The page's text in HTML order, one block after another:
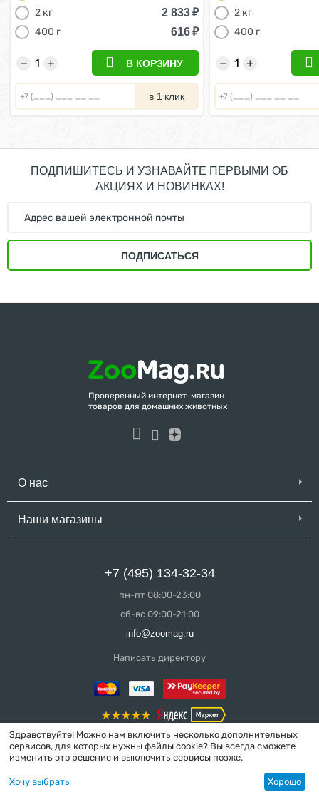
2 кг
2 833₽
400 г
616₽
+
− В КОРЗИНУ
в 1 клик
2 кг
400 г
+
−
ПОДПИШИТЕСЬ И УЗНАВАЙТЕ ПЕРВЫМИ ОБ
АКЦИЯХ И НОВИНКАХ!
ПОДПИСАТЬСЯ
Проверенный интернет-магазин
товаров для домашних животных
О нас
Наши магазины
+7 (495) 134-32-34
пн-пт 08:00-23:00
сб-вс 09:00-21:00
info@zoomag.ru
Написать директору
Интернет-магазин сделан в вебстудии
MakeShop.pro
Здравствуйте! Можно нам включить несколько дополнительных
сервисов, для которых нужны файлы cookie? Вы всегда сможете
изменить это решение и выключить сервисы позже.
Хочу выбрать Хорошо